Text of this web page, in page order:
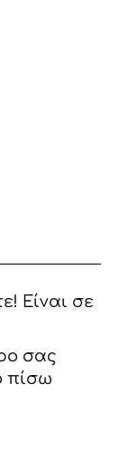
Είναι σε
σας
πίσω